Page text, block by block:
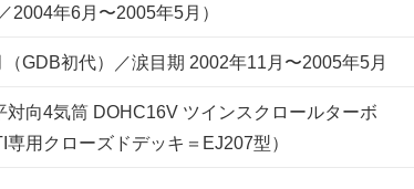
2004年6月〜2005年5月）
GDB初代）／涙目期 2002年11月〜2005年5月
対向4気筒 DOHC16V ツインスクロールターボ
専用クローズドデッキ＝EJ207型）